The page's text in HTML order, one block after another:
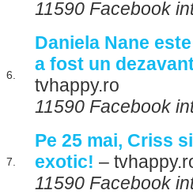
11590 Facebook
6.
Daniela Nane
a fost un
tvhappy.ro
11590 Facebook
7.
Pe 25 mai, Criss
exotic! –
11590 Facebook